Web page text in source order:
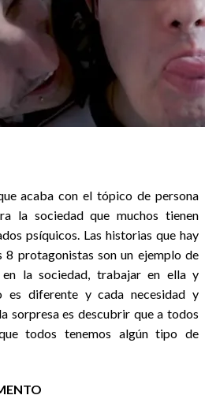
acaba con el tópico de persona
la sociedad que muchos tienen
psíquicos. Las historias que hay
8 protagonistas son un ejemplo de
en la sociedad, trabajar en ella y
es diferente y cada necesidad y
sorpresa es descubrir que a todos
todos tenemos algún tipo de